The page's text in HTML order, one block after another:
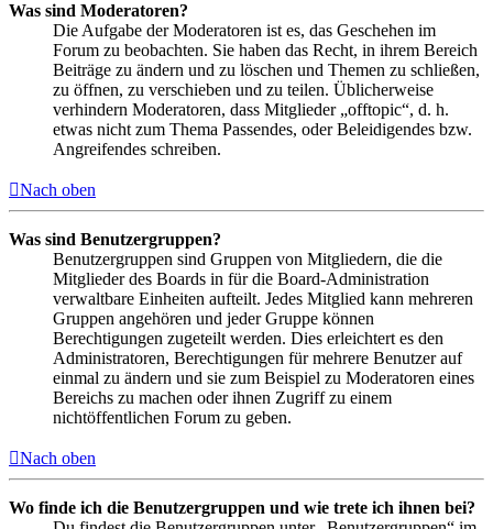
Was sind Moderatoren?
Die Aufgabe der Moderatoren ist es, das Geschehen im
Forum zu beobachten. Sie haben das Recht, in ihrem Bereich
Beiträge zu ändern und zu löschen und Themen zu schließen,
zu öffnen, zu verschieben und zu teilen. Üblicherweise
verhindern Moderatoren, dass Mitglieder „offtopic“, d. h.
etwas nicht zum Thema Passendes, oder Beleidigendes bzw.
Angreifendes schreiben.
Nach oben
Was sind Benutzergruppen?
Benutzergruppen sind Gruppen von Mitgliedern, die die
Mitglieder des Boards in für die Board-Administration
verwaltbare Einheiten aufteilt. Jedes Mitglied kann mehreren
Gruppen angehören und jeder Gruppe können
Berechtigungen zugeteilt werden. Dies erleichtert es den
Administratoren, Berechtigungen für mehrere Benutzer auf
einmal zu ändern und sie zum Beispiel zu Moderatoren eines
Bereichs zu machen oder ihnen Zugriff zu einem
nichtöffentlichen Forum zu geben.
Nach oben
Wo finde ich die Benutzergruppen und wie trete ich ihnen bei?